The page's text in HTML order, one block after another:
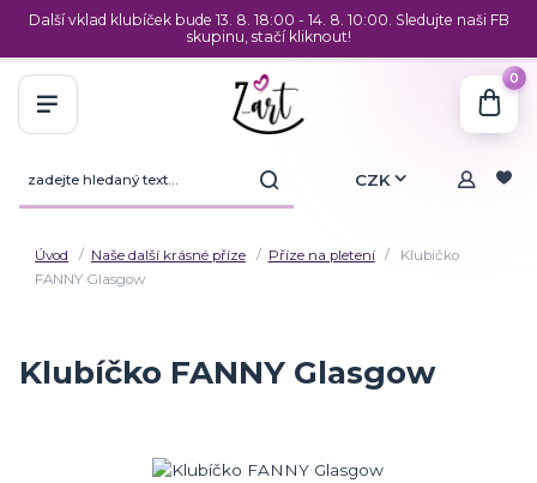
Další vklad klubíček bude 13. 8. 18:00 - 14. 8. 10:00. Sledujte naši FB
skupinu, stačí kliknout!
CZK
0
Úvod Naše další krásné příze Příze na pletení
Klubíčko
FANNY Glasgow
Klubíčko FANNY Glasgow